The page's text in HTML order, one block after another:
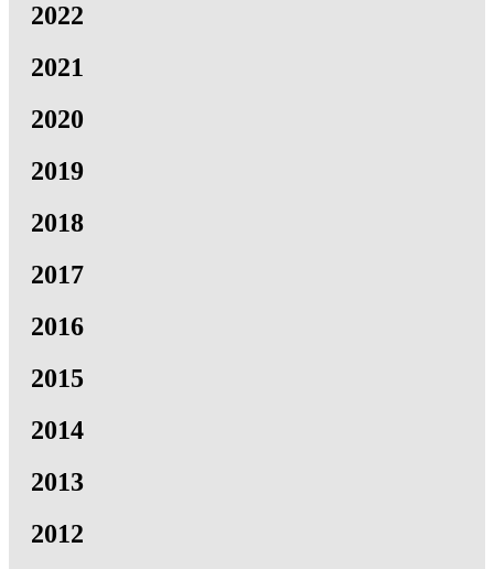
2022
2021
2020
2019
2018
2017
2016
2015
2014
2013
2012